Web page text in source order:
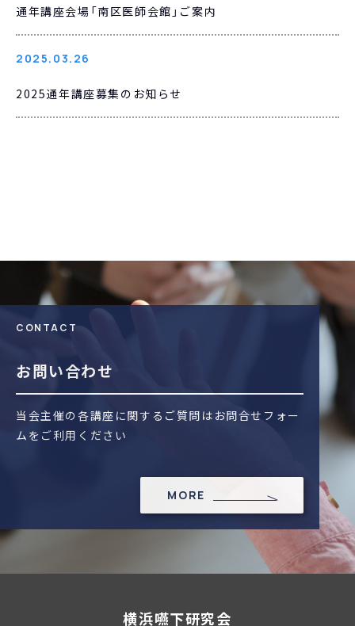
通年講座会場「南区医師会館」ご案内
2025.03.26
2025通年講座募集のお知らせ
CONTACT
お問い合わせ
当会主催の各講座に関するご質問はお問合せフォー
ムをご利用ください
MORE
横浜嚥下研究会